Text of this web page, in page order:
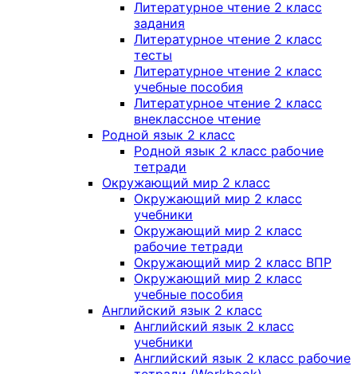
Литературное чтение 2 класс
задания
Литературное чтение 2 класс
тесты
Литературное чтение 2 класс
учебные пособия
Литературное чтение 2 класс
внеклассное чтение
Родной язык 2 класс
Родной язык 2 класс рабочие
тетради
Окружающий мир 2 класс
Окружающий мир 2 класс
учебники
Окружающий мир 2 класс
рабочие тетради
Окружающий мир 2 класс ВПР
Окружающий мир 2 класс
учебные пособия
Английский язык 2 класс
Английский язык 2 класс
учебники
Английский язык 2 класс рабочие